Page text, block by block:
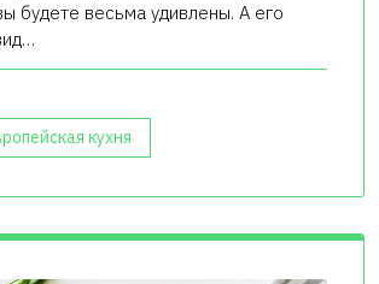
будете весьма удивлены. А его
кухня